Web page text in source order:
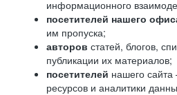
информационного
посетителей нашего
им пропуска;
авторов статей, блогов,
публикации их материалов;
посетителей нашего
ресурсов и аналитики